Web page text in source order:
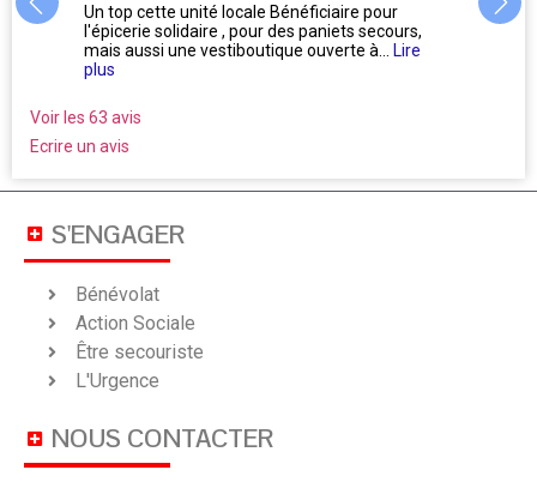
Un top cette unité locale Bénéficiaire pour
l'épicerie solidaire , pour des paniets secours,
mais aussi une vestiboutique ouverte à...
Lire
plus
Voir les 63 avis
Ecrire un avis
S'ENGAGER
Bénévolat
Action Sociale
Être secouriste
L'Urgence
NOUS CONTACTER